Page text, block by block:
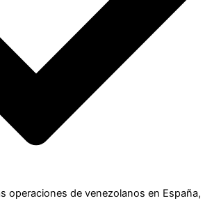
operaciones de venezolanos en España,